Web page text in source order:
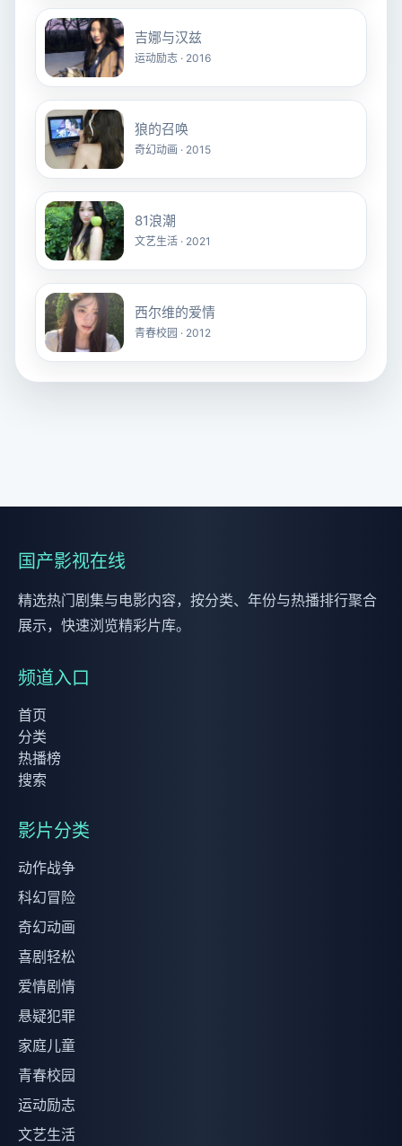
吉娜与汉兹
运动励志 · 2016
狼的召唤
奇幻动画 · 2015
81浪潮
文艺生活 · 2021
西尔维的爱情
青春校园 · 2012
国产影视在线
精选热门剧集与电影内容，按分类、年份与热播排行聚合
展示，快速浏览精彩片库。
频道入口
首页
分类
热播榜
搜索
影片分类
动作战争
科幻冒险
奇幻动画
喜剧轻松
爱情剧情
悬疑犯罪
家庭儿童
青春校园
运动励志
文艺生活